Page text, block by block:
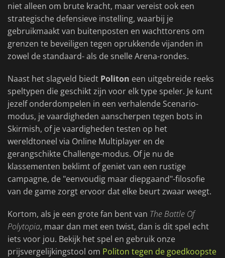
niet alleen om brute kracht, maar vereist ook een
strategische defensieve instelling, waarbij je
gebruikmaakt van buitenposten en wachttorens om
grenzen te beveiligen tegen oprukkende vijanden in
zowel de standaard- als de snelle Arena-rondes.
Naast het slagveld biedt Politon een uitgebreide reeks
speltypen die geschikt zijn voor elk type speler. Je kunt
jezelf onderdompelen in een verhalende Scenario-
modus, je vaardigheden aanscherpen tegen bots in
Skirmish, of je vaardigheden testen op het
wereldtoneel via Online Multiplayer en de
gerangschikte Challenge-modus. Of je nu de
klassementen beklimt of geniet van een rustige
campagne, de "eenvoudig maar diepgaand"-filosofie
van de game zorgt ervoor dat elke beurt zwaar weegt.
Kortom, als je een grote fan bent van The Battle Of
Polytopia, maar dan met een twist, dan is dit spel echt
iets voor jou. Bekijk het spel en gebruik onze
prijsvergelijkingstool om Politon tegen de goedkoopste